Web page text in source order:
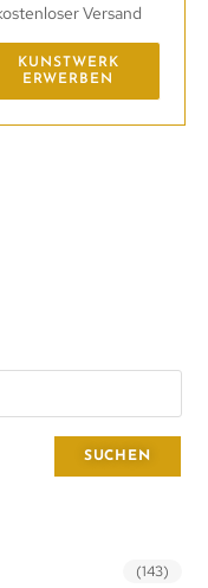
Versand
KUNSTWERK
ERWERBEN
SUCHEN
(143)